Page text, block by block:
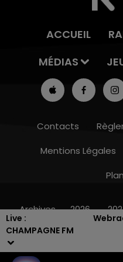
Live :
CHAMPAGNE FM
ACCUEIL
MÉDIAS
Contacts
Mentions Légales
Archives 2026